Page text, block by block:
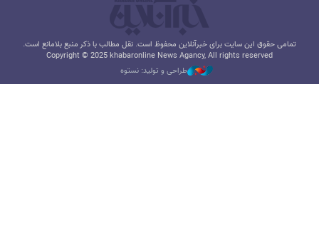
تمامی حقوق این سایت برای خبرآنلاین محفوظ است. نقل مطالب با ذکر منبع بلامانع است.
Copyright © 2025 khabaronline News Agancy, All rights reserved
طراحی و تولید: نستوه